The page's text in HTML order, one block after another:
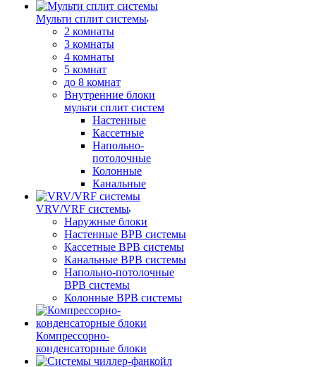
Мульти сплит системы
2 комнаты
3 комнаты
4 комнаты
5 комнат
до 8 комнат
Внутренние блоки
мульти сплит систем
Настенные
Кассетные
Напольно-
потолочные
Колонные
Канальные
VRV/VRF системы
Наружные блоки
Настенные ВРВ системы
Кассетные ВРВ системы
Канальные ВРВ системы
Напольно-потолочные
ВРВ системы
Колонные ВРВ системы
Компрессорно-
конденсаторные блоки